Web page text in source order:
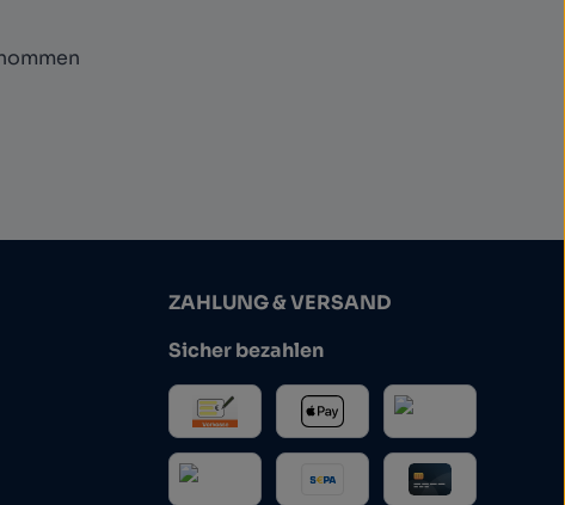
ZAHLUNG & VERSAND
Sicher bezahlen